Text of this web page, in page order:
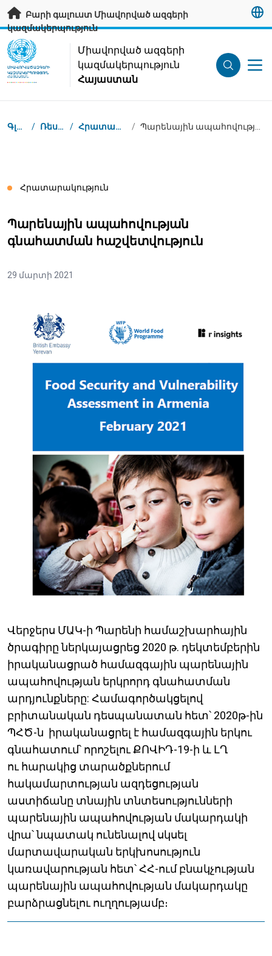
Անցնել հիմնական բովանդակությանը
Բարի գալուստ Միավորված ազգերի
կազմակերպություն
UN Logo
ՄԻԱՎՈՐՎԱԾ ԱԶԳԵՐԻ
ԿԱԶՄԱԿԵՐՊՈՒԹՅՈՒՆ
ՀԱՅԱՍՏԱՆ
Միավորված ազգերի
կազմակերպություն
Հայաստան
Կայքում գտնվելու վայրը
Գլխավոր / Ռեսուրսներ / Հրատարակություններ /
Հրատարակություն
Պարենային ապահովության
գնահատման հաշվետվություն
29 մարտի 2021
Վերջերս ՄԱԿ-ի Պարենի համաշխարհային
ծրագիրը ներկայացրեց 2020 թ. դեկտեմբերին
իրականացրած համազգային պարենային
ապահովության երկրորդ գնահատման
արդյունքները: Համագործակցելով
բրիտանական դեսպանատան հետ՝ 2020թ-ին
ՊՀԾ-ն իրականացրել է համազգային երկու
գնահատում՝ որոշելու ՔՈՎԻԴ-19-ի և ԼՂ
ու հարակից տարածքներում
հակամարտության ազդեցության
աստիճանը տնային տնտեսությունների
պարենային ապահովության մակարդակի
վրա՝ նպատակ ունենալով սկսել
մարտավարական երկխոսություն
կառավարության հետ՝ ՀՀ-ում բնակչության
պարենային ապահովության մակարդակը
բարձրացնելու ուղղությամբ։